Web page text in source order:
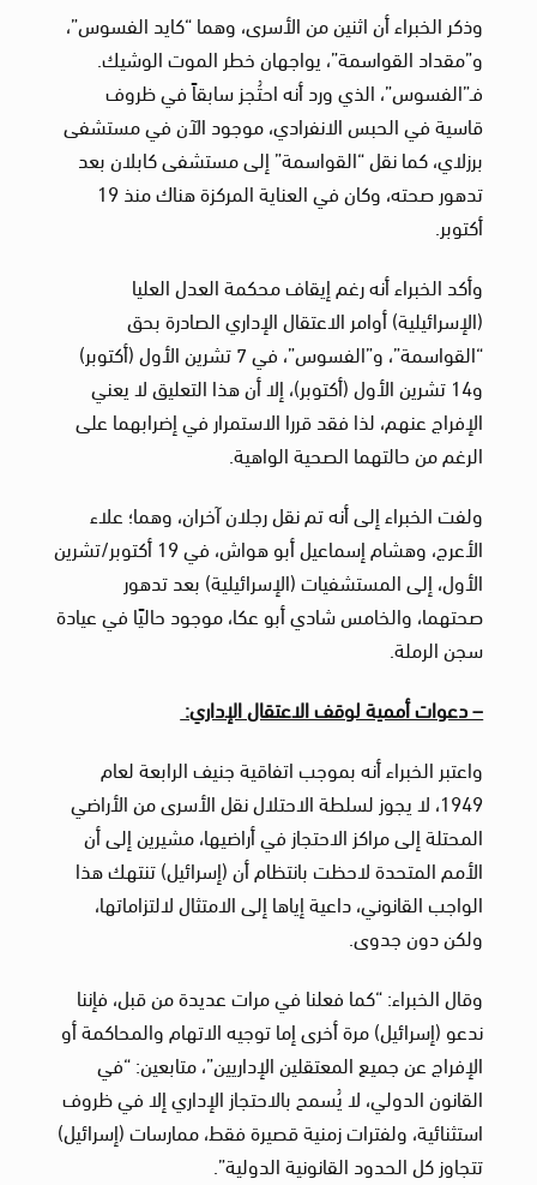
وذكر الخبراء أناثنين من الأسرى، وهما “كايد الفسوس”،
و”مقداد القواسمة”، يواجهان خطر الموت الوشيك.
فـ”الفسوس”، الذي ورد أنه احتُجز سابقاً في ظروف
قاسية في الحبس الانفرادي، موجود الآن في مستشفى
برزلاي، كما نقل “القواسمة” إلى مستشفى كابلان بعد
تدهور صحته، وكان في العناية المركزة هناك منذ 19
أكتوبر.
وأكد الخبراء أنه رغم إيقاف محكمة العدل العليا
(الإسرائيلية) أوامر الاعتقال الإداري الصادرة بحق
“القواسمة”، و”الفسوس”، في 7 تشرين الأول (أكتوبر)
و14 تشرين الأول (أكتوبر)، إلا أن هذا التعليق لا يعني
الإفراج عنهم، لذا فقد قررا الاستمرار في إضرابهما على
الرغم من حالتهما الصحية الواهية.
ولفت الخبراء إلى أنه تمنقل رجلان آخران، وهما؛ علاء
الأعرج، وهشام إسماعيل أبو هواش، في 19 أكتوبر/تشرين
الأول، إلى المستشفيات (الإسرائيلية) بعد تدهور
صحتهما، والخامس شادي أبو عكا، موجود حاليًا في عيادة
سجن الرملة.
– دعوات أممية لوقف الاعتقال الإداري:
واعتبر الخبراء أنهبموجب اتفاقية جنيف الرابعة لعام
1949، لا يجوز لسلطة الاحتلال نقل الأسرى من الأراضي
المحتلة إلى مراكز الاحتجاز في أراضيها، مشيرين إلى أن
الأمم المتحدة لاحظت بانتظام أن (إسرائيل) تنتهك هذا
الواجب القانوني، داعية إياها إلى الامتثال لالتزاماتها،
ولكن دون جدوى.
وقال الخبراء: “كما فعلنا في مرات عديدة من قبل، فإننا
ندعو (إسرائيل) مرة أخرى إما توجيه الاتهام والمحاكمة أو
الإفراج عن جميع المعتقلين الإداريين”، متابعين: “في
القانون الدولي، لا يُسمح بالاحتجاز الإداري إلا في ظروف
استثنائية، ولفترات زمنية قصيرة فقط، ممارسات (إسرائيل)
تتجاوز كل الحدود القانونية الدولية”.